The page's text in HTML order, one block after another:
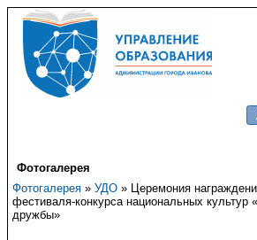
Фотогалерея
Фотогалерея » УДО » Церемония
фестиваля-конкурса национальных культур
дружбы»